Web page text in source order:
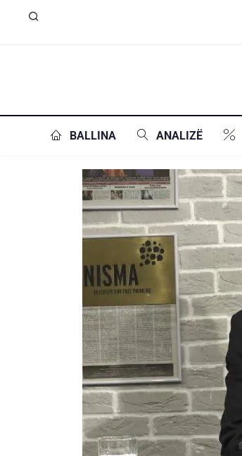
BALLINA ANALIZË